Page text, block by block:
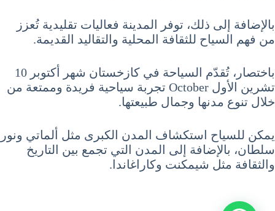
بالإضافة إلى ذلك، توفر المدينة فعاليات تقليدية تُعزز
من فهم السياح للثقافة المحلية والتقاليد القديمة.
باختصار، تُقدّم السياحة في كازخستان شهر أكتوبر 10
تشرين الأول October تجربة سياحية فريدة وممتعة من
خلال تنوع مدنها وجمال طبيعتها.
يمكن للسياح استكشاف المدن الكبرى مثل ألماتي ونور
سلطان، بالإضافة إلى المدن التي تجمع بين التاريخ
والثقافة مثل شيمكنت وكاراغاندا.